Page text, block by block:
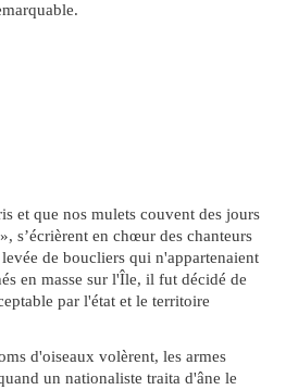
et que nos mulets couvent des jours
s’écrièrent en chœur des chanteurs
de boucliers qui n'appartenaient
en masse sur l'Île, il fut décidé de
par l'état et le territoire
d'oiseaux volèrent, les armes
un nationaliste traita d'âne le